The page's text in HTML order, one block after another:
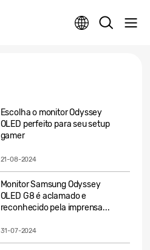
Escolha o monitor Odyssey
OLED perfeito para seu setup
gamer
21-08-2024
Monitor Samsung Odyssey
OLED G8 é aclamado e
reconhecido pela imprensa...
31-07-2024